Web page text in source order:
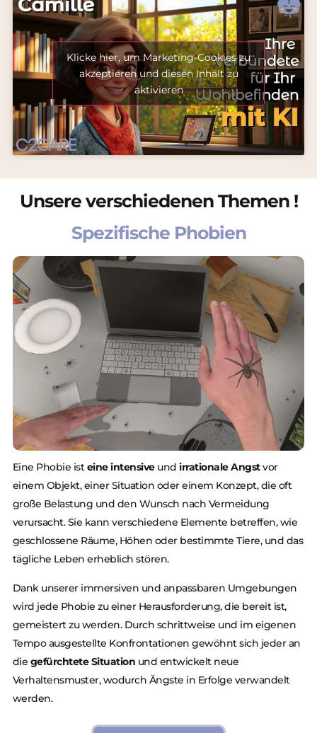
Klicke hier, um Marketing-Cookies zu
akzeptieren und diesen Inhalt zu
aktivieren
Unsere verschiedenen Themen !
Spezifische Phobien
Eine Phobie isteine intensiveundirrationale Angstvor
einem Objekt, einer Situation oder einem Konzept, die oft
große Belastung und den Wunsch nach Vermeidung
verursacht. Sie kann verschiedene Elemente betreffen, wie
geschlossene Räume, Höhen oder bestimmte Tiere, und das
tägliche Leben erheblich stören.
Dank unserer immersiven und anpassbaren Umgebungen
wird jede Phobie zu einer Herausforderung, die bereit ist,
gemeistert zu werden. Durch schrittweise und im eigenen
Tempo ausgestellte Konfrontationen gewöhnt sich jeder an
die gefürchtete Situation und entwickelt neue
Verhaltensmuster, wodurch Ängste in Erfolge verwandelt
werden.